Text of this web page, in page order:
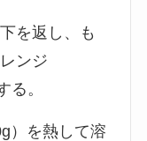
を返し、も
ンジ
る。
）を熱して溶